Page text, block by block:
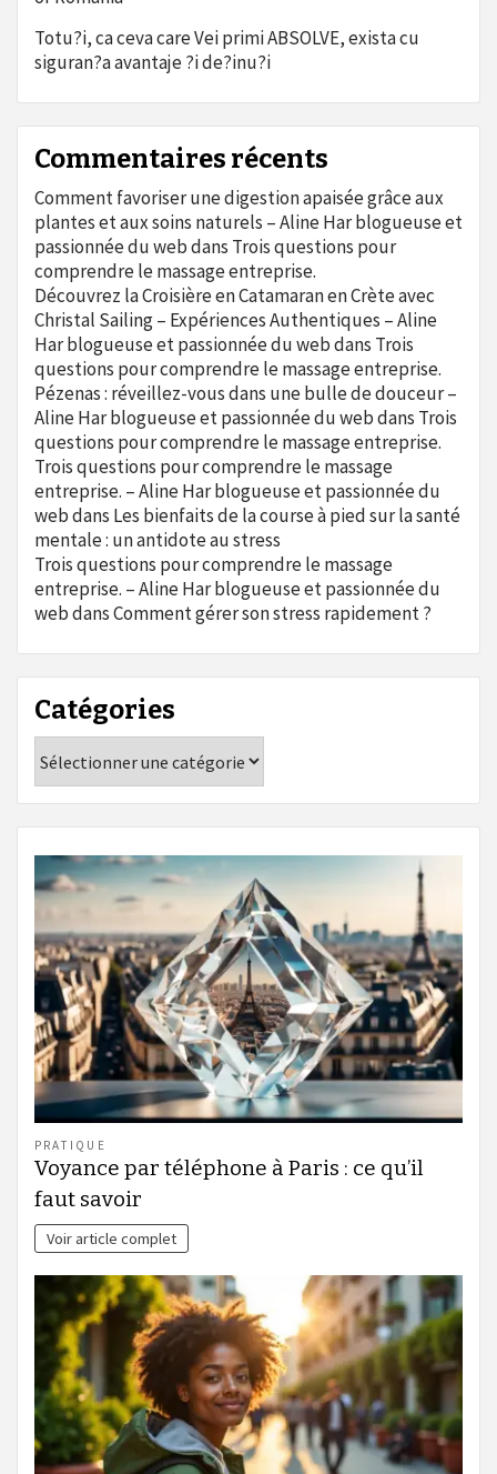
Totu?i, ca ceva care Vei primi ABSOLVE, exista cu
siguran?a avantaje ?i de?inu?i
Commentaires récents
Comment favoriser une digestion apaisée grâce aux
plantes et aux soins naturels – Aline Har blogueuse et
passionnée du webdans Trois questions pour
comprendre le massage entreprise.
Découvrez la Croisière en Catamaran en Crète avec
Christal Sailing – Expériences Authentiques – Aline
Har blogueuse et passionnée du webdans Trois
questions pour comprendre le massage entreprise.
Pézenas : réveillez-vous dans une bulle de douceur –
Aline Har blogueuse et passionnée du webdans Trois
questions pour comprendre le massage entreprise.
Trois questions pour comprendre le massage
entreprise. – Aline Har blogueuse et passionnée du
webdans Les bienfaits de la course à pied sur la santé
mentale : un antidote au stress
Trois questions pour comprendre le massage
entreprise. – Aline Har blogueuse et passionnée du
webdansComment gérer son stress rapidement ?
Catégories
PRATIQUE
Voyance par téléphone à Paris : ce qu’il
faut savoir
Voir article complet